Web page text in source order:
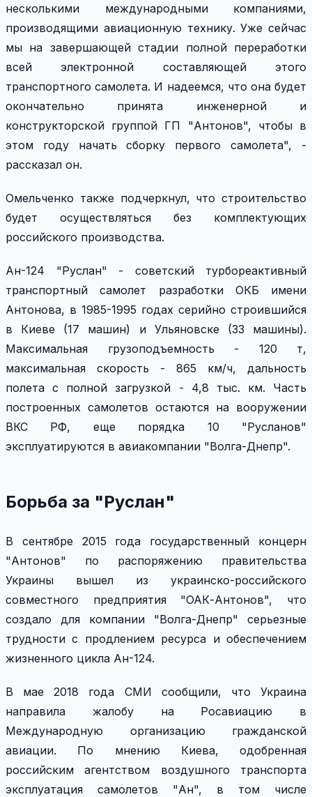
несколькими международными компаниями,
производящими авиационную технику. Уже сейчас
мы на завершающей стадии полной переработки
всей электронной составляющей этого
транспортного самолета. И надеемся, что она будет
окончательно принята инженерной и
конструкторской группой ГП "Антонов", чтобы в
этом году начать сборку первого самолета", -
рассказал он.
Омельченко также подчеркнул, что строительство
будет осуществляться без комплектующих
российского производства.
Ан-124 "Руслан" - советский турбореактивный
транспортный самолет разработки ОКБ имени
Антонова, в 1985-1995 годах серийно строившийся
в Киеве (17 машин) и Ульяновске (33 машины).
Максимальная грузоподъемность - 120 т,
максимальная скорость - 865 км/ч, дальность
полета с полной загрузкой - 4,8 тыс. км. Часть
построенных самолетов остаются на вооружении
ВКС РФ, еще порядка 10 "Русланов"
эксплуатируются в авиакомпании "Волга-Днепр".
Борьба за "Руслан"
В сентябре 2015 года государственный концерн
"Антонов" по распоряжению правительства
Украины вышел из украинско-российского
совместного предприятия "ОАК-Антонов", что
создало для компании "Волга-Днепр" серьезные
трудности с продлением ресурса и обеспечением
жизненного цикла Ан-124.
В мае 2018 года СМИ сообщили, что Украина
направила жалобу на Росавиацию в
Международную организацию гражданской
авиации. По мнению Киева, одобренная
российским агентством воздушного транспорта
эксплуатация самолетов "Ан", в том числе